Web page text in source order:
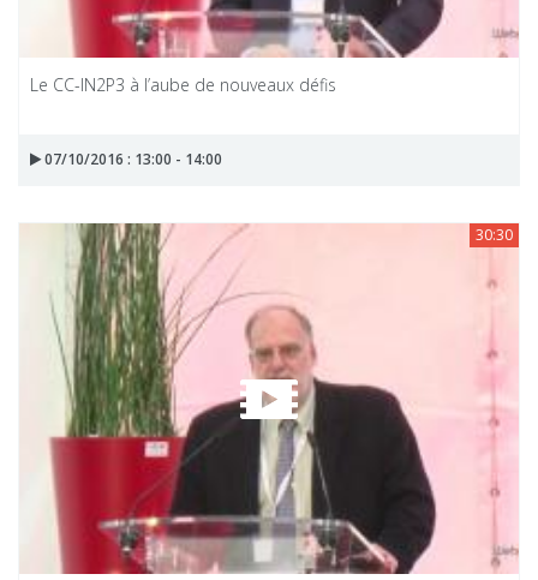
Le CC-IN2P3 à l’aube de nouveaux défis
07/10/2016 : 13:00 - 14:00
30:30